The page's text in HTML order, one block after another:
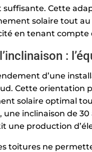
suffisante. Cette
solaire tout au
en tenant compte
:
d’une
Cette
solaire optimal
inclinaison de
une production
toitures ne